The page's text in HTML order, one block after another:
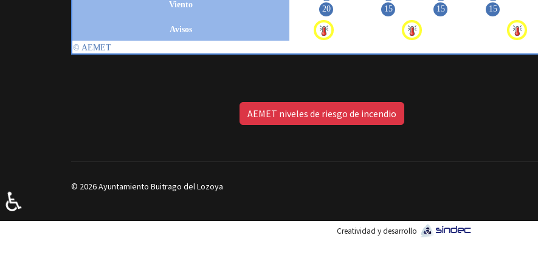
AEMET niveles de riesgo de incendio
© 2026 Ayuntamiento Buitrago del Lozoya
Creatividad y desarrollo